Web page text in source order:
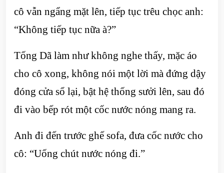
cô vẫn ngẩng mặt lên, tiếp tục trêu chọc anh:
“Không tiếp tục nữa à?”
Tống Dã làm như không nghe thấy, mặc áo
cho cô xong, không nói một lời mà đứng dậy
đóng cửa sổ lại, bật hệ thống sưởi lên, sau đó
đi vào bếp rót một cốc nước nóng mang ra.
Anh đi đến trước ghế sofa, đưa cốc nước cho
cô: “Uống chút nước nóng đi.”